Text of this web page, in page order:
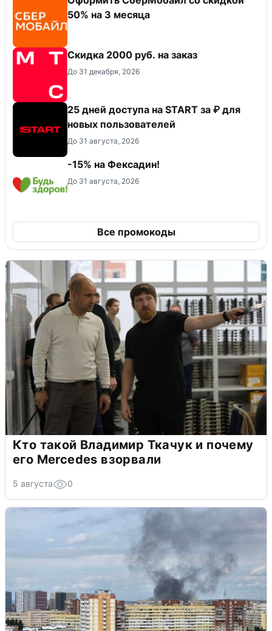
50% на 3 месяца
Скидка 2000 руб. на заказ
До 31 декабря, 2026
25 дней доступа на START за ₽ для
новых пользователей
До 31 августа, 2026
-15% на Фексадин!
До 31 августа, 2026
Все промокоды
Кто такой Владимир Ткачук и почему
его Mercedes взорвали
5 августа 0